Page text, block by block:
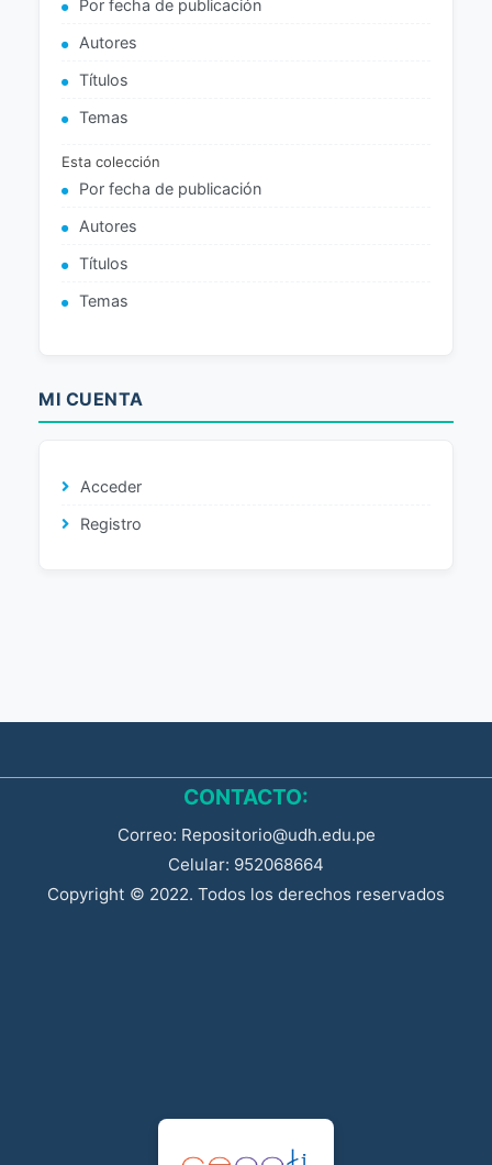
Por fecha de publicación
Autores
Títulos
Temas
Esta colección
Por fecha de publicación
Autores
Títulos
Temas
MI CUENTA
Acceder
Registro
CONTACTO:
Correo: Repositorio@udh.edu.pe
Celular: 952068664
Copyright © 2022. Todos los derechos reservados